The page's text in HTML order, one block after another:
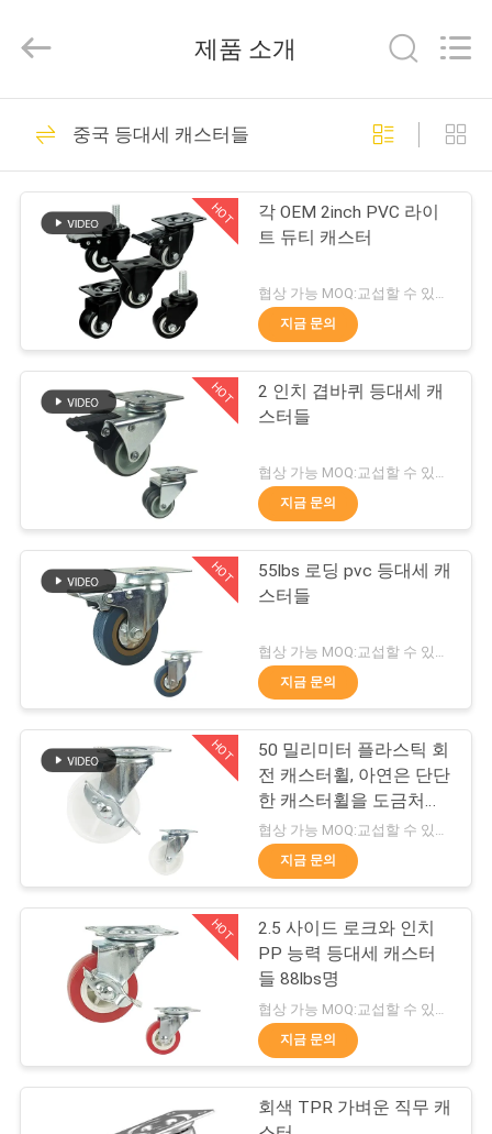
제
영
리
여
행
관
2026
Guangzhou
Co.,
등대세 캐스터들
175
중간 의무 피마자
150
아주 튼튼하 캐스터
산업적 캐스터들
53
손수레는 과중한 업
62
제품 소개
중국 등대세 캐스터들
HOT
각 OEM 2inch PVC 라이
트 듀티 캐스터
협상 가능 MOQ:교섭할 수 있습니다
지금 문의
HOT
2 인치 겹바퀴 등대세 캐
스터들
지금 문의
HOT
55lbs 로딩 pvc 등대세 캐
스터들
지금 문의
HOT
50 밀리미터 플라스틱 회
전 캐스터휠, 아연은 단단
한 캐스터휠을 도금처리
했습니다
협상 가능 MOQ:교섭할 수 있습니다
지금 문의
HOT
2.5 사이드 로크와 인치
PP 능력 등대세 캐스터
들 88lbs명
협상 가능 MOQ:교섭할 수 있습니다
지금 문의
회색 TPR 가벼운 직무 캐